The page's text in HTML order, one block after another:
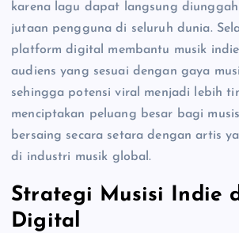
karena lagu dapat langsung
jutaan pengguna di seluruh dunia.
platform digital membantu musik indie
audiens yang sesuai dengan gaya
sehingga potensi viral menjadi lebih
menciptakan peluang besar bagi
bersaing secara setara dengan artis
di industri musik global.
Strategi Musisi Indie
Digital